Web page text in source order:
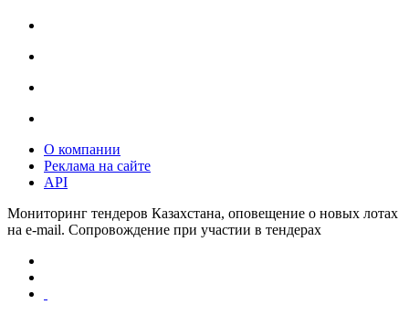
О компании
Реклама на сайте
API
Мониторинг тендеров Казахстана, оповещение о новых лотах
на e-mail. Сопровождение при участии в тендерах